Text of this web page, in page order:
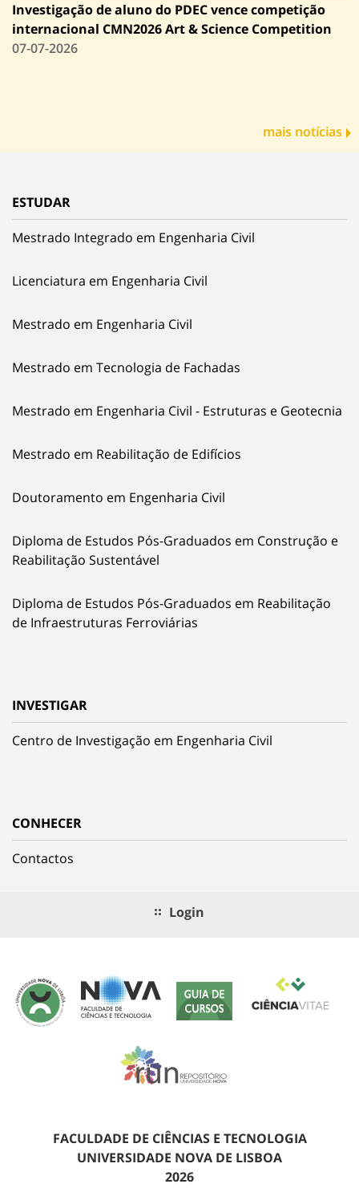
Investigação de aluno do PDEC vence competição
internacional CMN2026 Art & Science Competition
07-07-2026
mais notícias
ESTUDAR
Mestrado Integrado em Engenharia Civil
Licenciatura em Engenharia Civil
Mestrado em Engenharia Civil
Mestrado em Tecnologia de Fachadas
Mestrado em Engenharia Civil - Estruturas e Geotecnia
Mestrado em Reabilitação de Edifícios
Doutoramento em Engenharia Civil
Diploma de Estudos Pós-Graduados em Construção e
Reabilitação Sustentável
Diploma de Estudos Pós-Graduados em Reabilitação
de Infraestruturas Ferroviárias
INVESTIGAR
Centro de Investigação em Engenharia Civil
CONHECER
Contactos
Login
FACULDADE DE CIÊNCIAS E TECNOLOGIA
UNIVERSIDADE NOVA DE LISBOA
2026